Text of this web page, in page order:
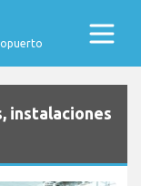
instalaciones